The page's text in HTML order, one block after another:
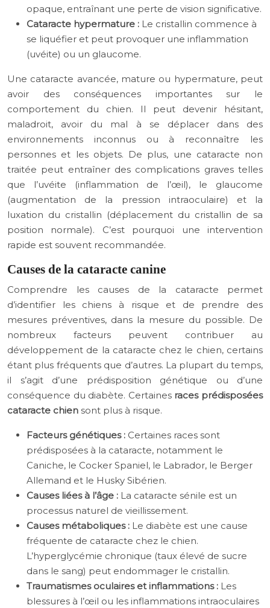
opaque, entraînant une perte de vision significative.
Cataracte hypermature : Le cristallin commence à
se liquéfier et peut provoquer une inflammation
(uvéite) ou un glaucome.
Une cataracte avancée, mature ou hypermature, peut
avoir des conséquences importantes sur le
comportement du chien. Il peut devenir hésitant,
maladroit, avoir du mal à se déplacer dans des
environnements inconnus ou à reconnaître les
personnes et les objets. De plus, une cataracte non
traitée peut entraîner des complications graves telles
que l’uvéite (inflammation de l’œil), le glaucome
(augmentation de la pression intraoculaire) et la
luxation du cristallin (déplacement du cristallin de sa
position normale). C’est pourquoi une intervention
rapide est souvent recommandée.
Causes de la cataracte canine
Comprendre les causes de la cataracte permet
d’identifier les chiens à risque et de prendre des
mesures préventives, dans la mesure du possible. De
nombreux facteurs peuvent contribuer au
développement de la cataracte chez le chien, certains
étant plus fréquents que d’autres. La plupart du temps,
il s’agit d’une prédisposition génétique ou d’une
conséquence du diabète. Certaines races prédisposées
cataracte chien sont plus à risque.
Facteurs génétiques : Certaines races sont
prédisposées à la cataracte, notamment le
Caniche, le Cocker Spaniel, le Labrador, le Berger
Allemand et le Husky Sibérien.
Causes liées à l’âge : La cataracte sénile est un
processus naturel de vieillissement.
Causes métaboliques : Le diabète est une cause
fréquente de cataracte chez le chien.
L’hyperglycémie chronique (taux élevé de sucre
dans le sang) peut endommager le cristallin.
Traumatismes oculaires et inflammations : Les
blessures à l’œil ou les inflammations intraoculaires